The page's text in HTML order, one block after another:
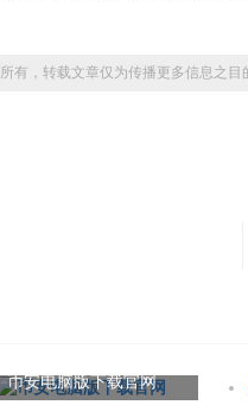
有，转载文章仅为传播更多信息之
币安电脑版下载官网